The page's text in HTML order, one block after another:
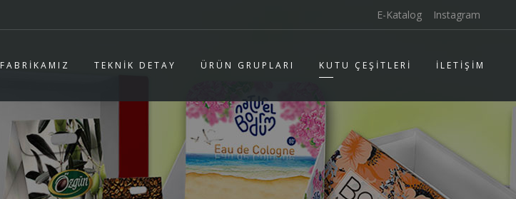
E-Katalog Instagram
FABRİKAMIZ TEKNİK DETAY ÜRÜN GRUPLARI KUTU ÇEŞİTLERİ İLETİŞİM